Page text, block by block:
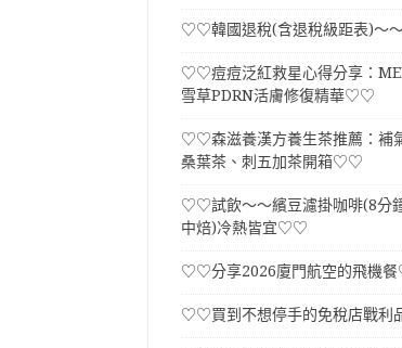
♡♡韓國退稅(含退稅級距表)～
♡♡痘痘泛紅救星心得分享：
雪草PDRN活膚修復精華♡♡
♡♡森滋養漢方養生茶推薦：補
桑葉茶、刺五加茶開箱♡♡
♡♡試飲～～繽豆濾掛咖啡(8分
中焙)冷熱皆宜♡♡
♡♡分享2026廈門航空的飛機
♡♡買到不想停手的免稅店戰